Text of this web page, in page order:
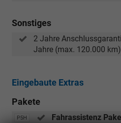
Sonstiges
2 Jahre
Jahre (max. 120.000 km)
Eingebaute Extras
Pakete
P5H
Fahrassistenz